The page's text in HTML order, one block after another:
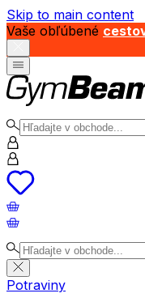
Skip to main content
Vaše obľúbené
Potraviny